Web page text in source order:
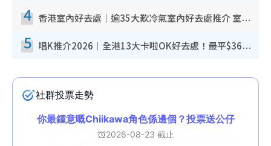
4 香港室內好去處｜逾35大歎冷氣室內好去處推介 室內活動免費避雨無懼落雨
5 唱K推介2026︱全港13大卡啦OK好去處！最平$36起 日文K都有！(附地址+收費詳情)